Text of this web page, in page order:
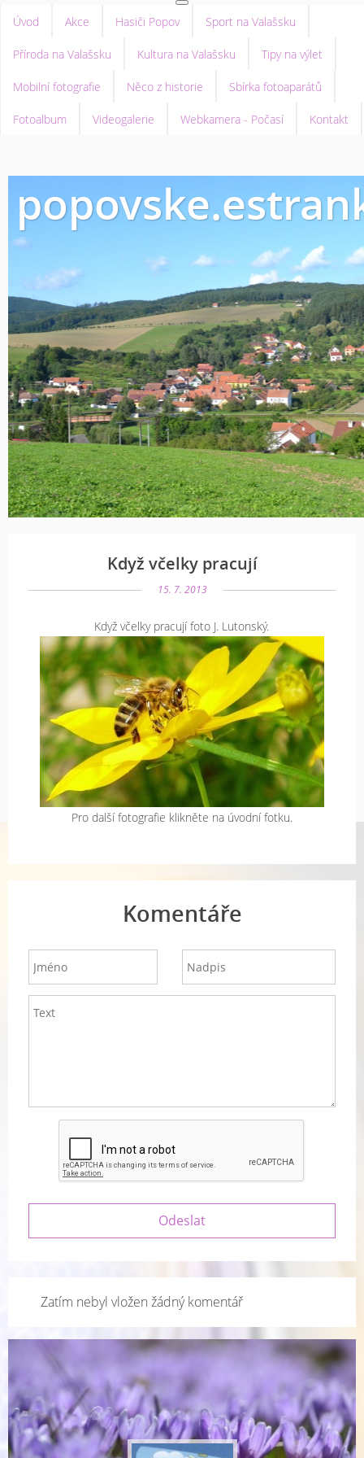
Úvod Akce Hasiči Popov Sport na Valašsku
Příroda na Valašsku Kultura na Valašsku Tipy na výlet
Mobilní fotografie Něco z historie Sbírka fotoaparátů
Fotoalbum Videogalerie Webkamera - Počasí Kontakt
Když včelky pracují
15. 7. 2013
Když včelky pracují foto J. Lutonský.
Pro další fotografie klikněte na úvodní fotku.
Komentáře
Zatím nebyl vložen žádný komentář